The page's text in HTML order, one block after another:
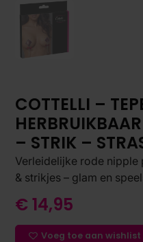
COTTELLI –
– STRIK –
Verleidelijke rode nipple
& strikjes – glam en
€ 14,95
Voeg toe aan wishlist